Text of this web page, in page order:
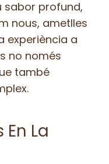
sabor profund,
nous, ametlles
experiència a
no només
també
La